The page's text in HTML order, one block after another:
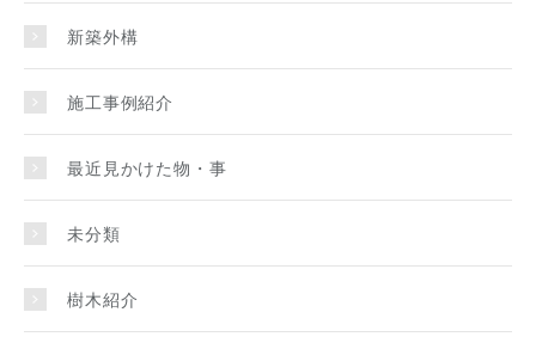
新築外構
施工事例紹介
最近見かけた物・事
未分類
樹木紹介